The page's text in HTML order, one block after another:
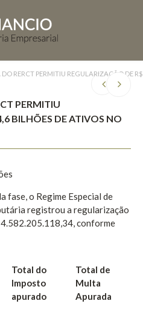
DO RERCT PERMITIU REGULARIZAÇÃO DE
PERMITIU
BILHÕES DE ATIVOS NO
fase, o Regime Especial de
registrou a regularização
conforme
Total do
Imposto
apurado
Total de
Multa
Apurada